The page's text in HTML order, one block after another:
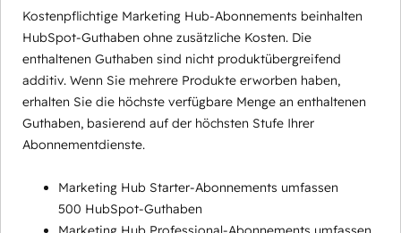
Kostenpflichtige Marketing Hub-Abonnements beinhalten
HubSpot-Guthaben ohne zusätzliche Kosten. Die
enthaltenen Guthaben sind nicht produktübergreifend
additiv. Wenn Sie mehrere Produkte erworben haben,
erhalten Sie die höchste verfügbare Menge an enthaltenen
Guthaben, basierend auf der höchsten Stufe Ihrer
Abonnementdienste.
Marketing Hub Starter-Abonnements umfassen
500 HubSpot-Guthaben